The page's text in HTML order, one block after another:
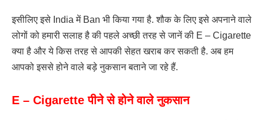
इसीलिए इसे India में Ban भी किया गया है. शौक के लिए इसे अपनाने वाले
लोगों को हमारी सलाह है की पहले अच्छी तरह से जानें की E – Cigarette
क्या है और ये किस तरह से आपकी सेहत खराब कर सकती है. अब हम
आपको इससे होने वाले बड़े नुकसान बताने जा रहे हैं.
E – Cigarette पीने से होने वाले नुकसान